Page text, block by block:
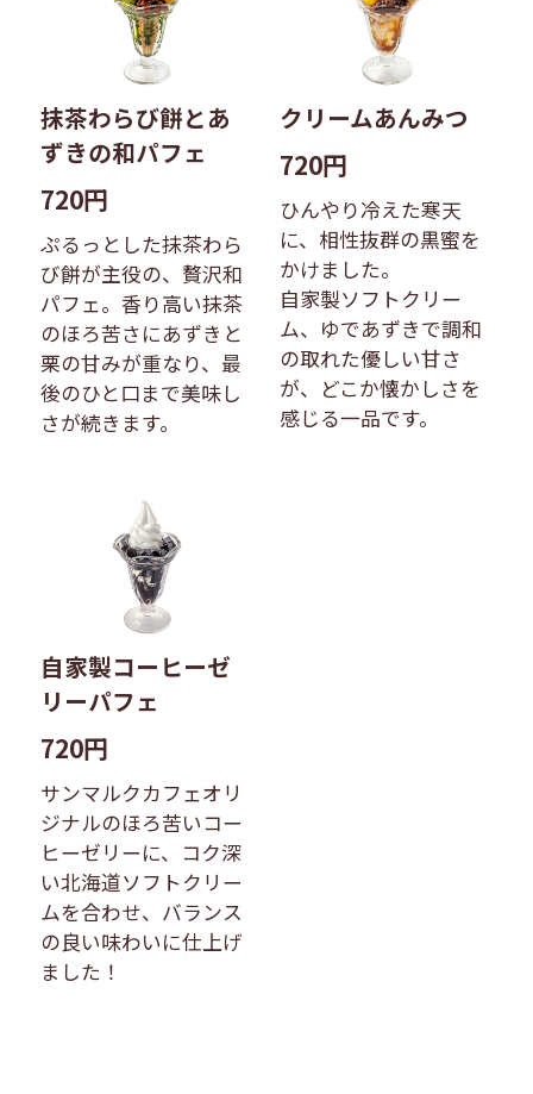
抹茶わらび餅とあ
ずきの和パフェ
720円
ぷるっとした抹茶わら
び餅が主役の、贅沢和
パフェ。香り高い抹茶
のほろ苦さにあずきと
栗の甘みが重なり、最
後のひと口まで美味し
さが続きます。
クリームあんみつ
720円
ひんやり冷えた寒天
に、相性抜群の黒蜜を
かけました。
自家製ソフトクリー
ム、ゆであずきで調和
の取れた優しい甘さ
が、どこか懐かしさを
感じる一品です。
自家製コーヒーゼ
リーパフェ
720円
サンマルクカフェオリ
ジナルのほろ苦いコー
ヒーゼリーに、コク深
い北海道ソフトクリー
ムを合わせ、バランス
の良い味わいに仕上げ
ました！